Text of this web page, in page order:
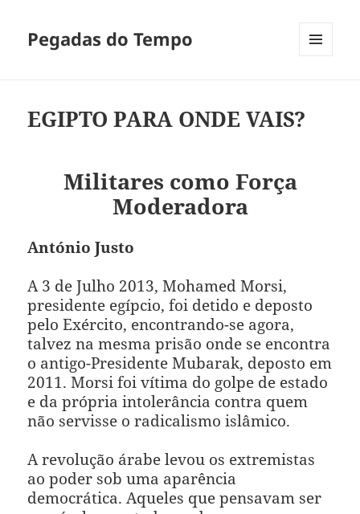
Pegadas do Tempo
EGIPTO PARA ONDE VAIS?
Militares como Força
Moderadora
António Justo
A 3 de Julho 2013, Mohamed Morsi,
presidente egípcio, foi detido e deposto
pelo Exército, encontrando-se agora,
talvez na mesma prisão onde se encontra
o antigo-Presidente Mubarak, deposto em
2011. Morsi foi vítima do golpe de estado
e da própria intolerância contra quem
não servisse o radicalismo islâmico.
A revolução árabe levou os extremistas
ao poder sob uma aparência
democrática. Aqueles que pensavam ser